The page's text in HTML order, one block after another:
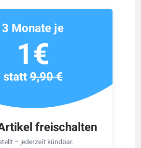
freischalten
– jederzeit kündbar.
3 Monate je
1€
statt9,90 €